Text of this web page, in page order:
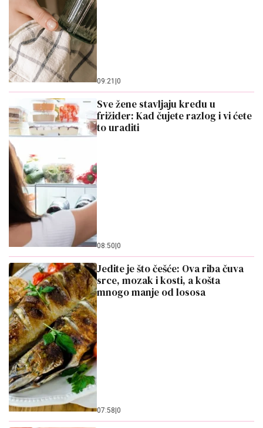
09:21 0
Sve žene stavljaju kredu u
frižider: Kad čujete razlog i vi ćete
to uraditi
08:50 0
Jedite je što češće: Ova riba čuva
srce, mozak i kosti, a košta
mnogo manje od lososa
07:58 0